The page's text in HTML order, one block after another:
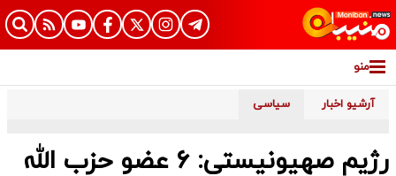
منو
آرشیو اخبار سیاسی
رژیم صهیونیستی: ۶ عضو حزب الله